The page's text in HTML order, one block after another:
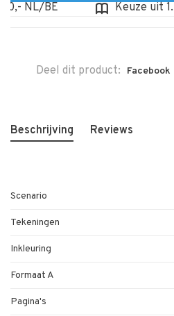
NL/BE
Keuze uit
Deel dit product: Facebook
Beschrijving Reviews
Scenario
Tekeningen
Inkleuring
Formaat A
Pagina's